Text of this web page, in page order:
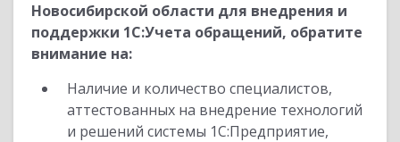
Новосибирской области для внедрения и
поддержки 1С:Учета обращений, обратите
внимание на:
Наличие и количество специалистов,
аттестованных на внедрение технологий
и решений системы 1С:Предприятие,